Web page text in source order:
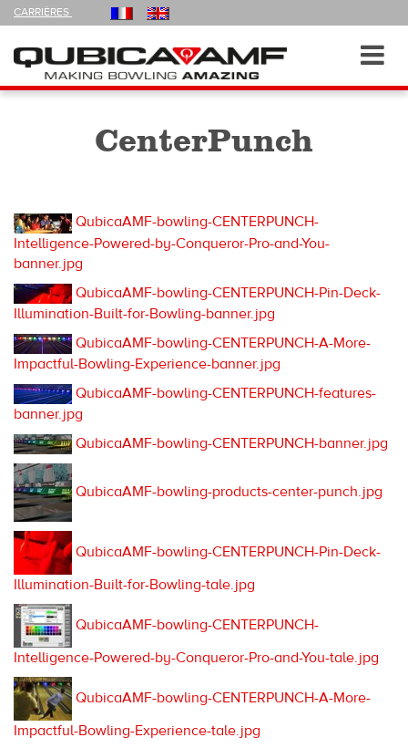
CARRIÈRES
FOLLOW
US
Navigation
CenterPunch
QubicaAMF-bowling-CENTERPUNCH-
Intelligence-Powered-by-Conqueror-Pro-and-You-
banner.jpg
QubicaAMF-bowling-CENTERPUNCH-Pin-Deck-
Illumination-Built-for-Bowling-banner.jpg
QubicaAMF-bowling-CENTERPUNCH-A-More-
Impactful-Bowling-Experience-banner.jpg
QubicaAMF-bowling-CENTERPUNCH-features-
banner.jpg
QubicaAMF-bowling-CENTERPUNCH-banner.jpg
QubicaAMF-bowling-products-center-punch.jpg
QubicaAMF-bowling-CENTERPUNCH-Pin-Deck-
Illumination-Built-for-Bowling-tale.jpg
QubicaAMF-bowling-CENTERPUNCH-
Intelligence-Powered-by-Conqueror-Pro-and-You-tale.jpg
QubicaAMF-bowling-CENTERPUNCH-A-More-
Impactful-Bowling-Experience-tale.jpg